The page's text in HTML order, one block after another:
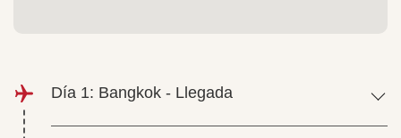
Día 1: Bangkok - Llegada